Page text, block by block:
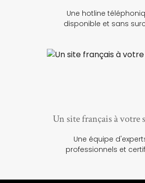
Une hotline
disponible et sans
Un site français à votre
Une équipe
professionnels et